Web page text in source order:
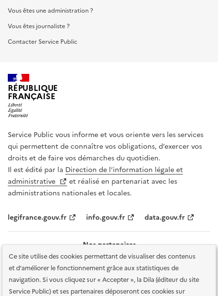
Ce site utilise des cookies permettant de visualiser des contenus
et d'améliorer le fonctionnement grâce aux statistiques de
navigation. Si vous cliquez sur « Accepter », la Dila (éditeur du site
Service Public) et ses partenaires déposeront ces cookies sur
Vous êtes une administration ?
Vous êtes journaliste ?
Contacter Service Public
RÉPUBLIQUE
FRANÇAISE
Service Public vous informe et vous oriente vers les services
qui permettent de connaître vos obligations, d’exercer vos
droits et de faire vos démarches du quotidien.
Il est édité par la Direction de l’information légale et
administrative
et réalisé en partenariat avec les
administrations nationales et locales.
legifrance.gouv.fr info.gouv.fr data.gouv.fr
Nos partenaires